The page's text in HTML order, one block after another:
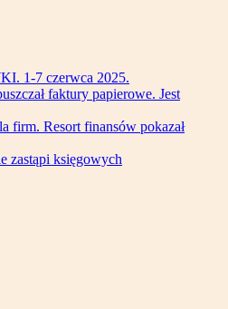
1-7 czerwca 2025.
faktury papierowe. Jest
firm. Resort finansów pokazał
zastąpi księgowych